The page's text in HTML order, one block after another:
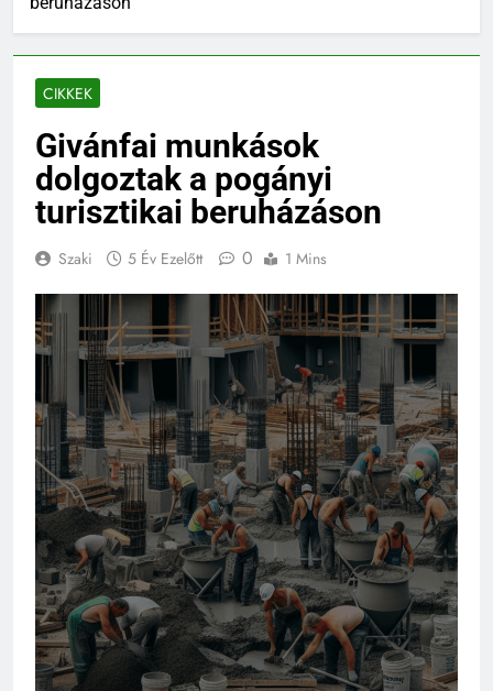
CIKKEK
Givánfai munkások
dolgoztak a pogányi
turisztikai beruházáson
Szaki 5 Év Ezelőtt 0 1 Mins